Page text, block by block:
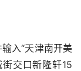
交口新隆轩15